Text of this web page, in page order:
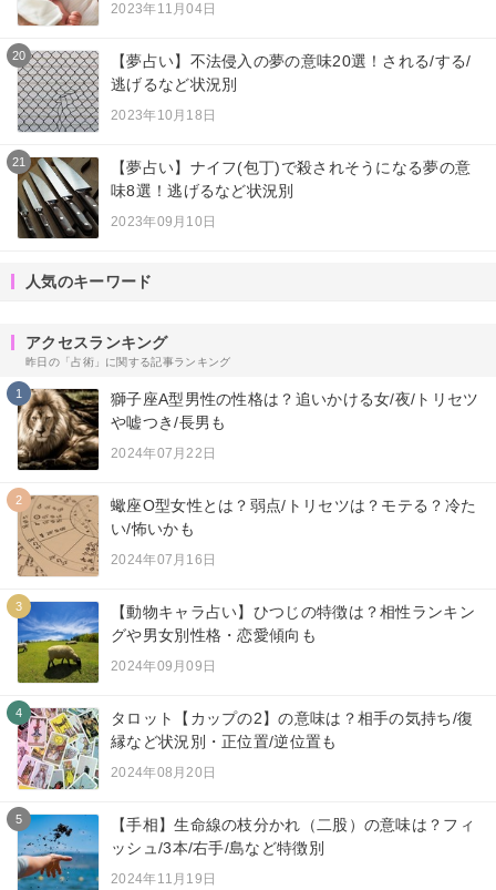
2023年11月04日
20
【夢占い】不法侵入の夢の意味20選！される/する/
逃げるなど状況別
2023年10月18日
21
【夢占い】ナイフ(包丁)で殺されそうになる夢の意
味8選！逃げるなど状況別
2023年09月10日
人気のキーワード
アクセスランキング
昨日の「占術」に関する記事ランキング
1
獅子座A型男性の性格は？追いかける女/夜/トリセツ
や嘘つき/長男も
2024年07月22日
2
蠍座O型女性とは？弱点/トリセツは？モテる？冷た
い/怖いかも
2024年07月16日
3
【動物キャラ占い】ひつじの特徴は？相性ランキン
グや男女別性格・恋愛傾向も
2024年09月09日
4
タロット【カップの2】の意味は？相手の気持ち/復
縁など状況別・正位置/逆位置も
2024年08月20日
5
【手相】生命線の枝分かれ（二股）の意味は？フィ
ッシュ/3本/右手/島など特徴別
2024年11月19日